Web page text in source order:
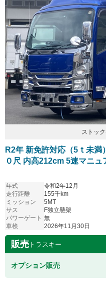
ストッ
R2年 新免許対応（5ｔ未満
０尺 内高212cm 5速マニュ
年式
令和2年12月
走行距離
155千km
ミッション
5MT
サス
F独立懸架
パワーゲート 無
車検
2026年11月30日
販売 トラスキー
オプション販売